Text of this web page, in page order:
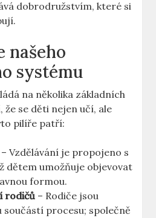
dobrodružstvím, které si
našeho
systému
na několika základních
se děti nejen učí, ale
pilíře patří:
Vzdělávání je propojeno s
dětem umožňuje objevovat
formou.
rodičů – Rodiče jsou
součástí procesu; společně